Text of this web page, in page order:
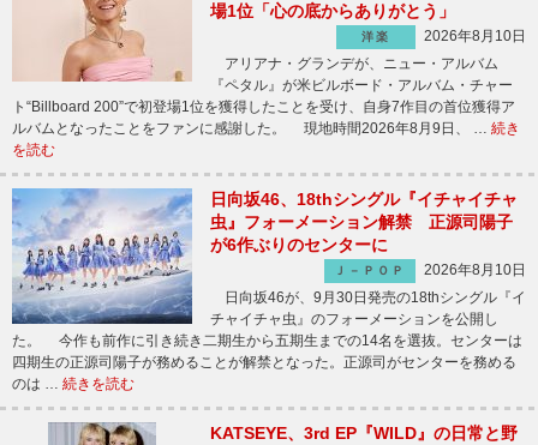
場1位「心の底からありがとう」
洋楽
2026年8月10日
アリアナ・グランデが、ニュー・アルバム
『ペタル』が米ビルボード・アルバム・チャー
ト“Billboard 200”で初登場1位を獲得したことを受け、自身7作目の首位獲得ア
ルバムとなったことをファンに感謝した。 現地時間2026年8月9日、 … 続き
を読む
日向坂46、18thシングル『イチャイチャ
虫』フォーメーション解禁 正源司陽子
が6作ぶりのセンターに
Ｊ－ＰＯＰ
2026年8月10日
日向坂46が、9月30日発売の18thシングル『イ
チャイチャ虫』のフォーメーションを公開し
た。 今作も前作に引き続き二期生から五期生までの14名を選抜。センターは
四期生の正源司陽子が務めることが解禁となった。正源司がセンターを務める
のは … 続きを読む
KATSEYE、3rd EP『WILD』の日常と野